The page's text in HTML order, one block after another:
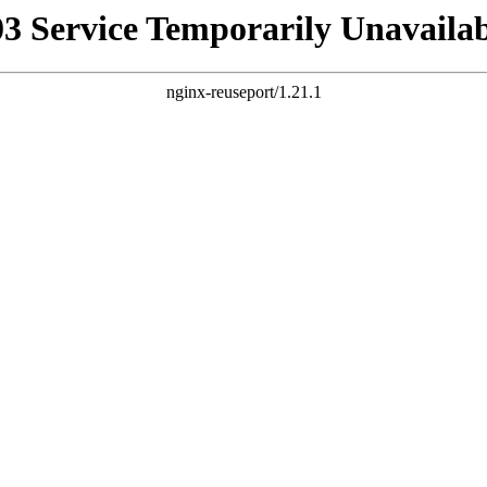
Service Temporarily
nginx-reuseport/1.21.1